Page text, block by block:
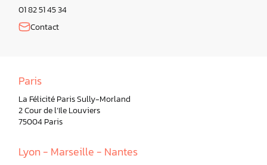
01 82 51 45 34
Contact
Paris
La Félicité Paris Sully-Morland
2 Cour de l’Ile Louviers
75004 Paris
Lyon - Marseille - Nantes